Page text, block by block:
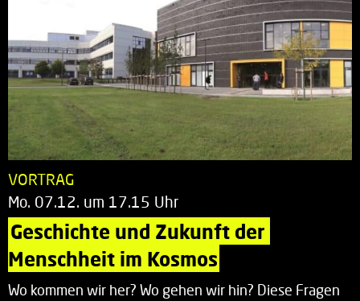
VORTRAG
Mo. 07.12. um 17.15 Uhr
Geschichte und Zukunft der
Menschheit im Kosmos
Wo kommen wir her? Wo gehen wir hin? Diese Fragen